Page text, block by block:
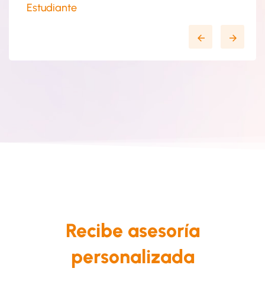
Estudiante
Recibe asesoría
personalizada